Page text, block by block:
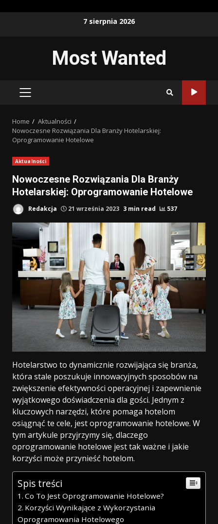
7 sierpnia 2026
Most Wanted
PRIMARY
Home
Aktualności
Nowoczesne Rozwiązania Dla Branży Hotelarskiej:
Oprogramowanie Hotelowe
Aktualności
Nowoczesne Rozwiązania Dla Branży
Hotelarskiej: Oprogramowanie Hotelowe
Redakcja 21 września 2023 3 min read 537
Hotelarstwo to dynamicznie rozwijająca się branża,
która stale poszukuje innowacyjnych sposobów na
zwiększenie efektywności operacyjnej i zapewnienie
wyjątkowego doświadczenia dla gości. Jednym z
kluczowych narzędzi, które pomaga hotelom
osiągnąć te cele, jest oprogramowanie hotelowe. W
tym artykule przyjrzymy się, dlaczego
oprogramowanie hotelowe jest tak ważne i jakie
korzyści może przynieść hotelom.
Spis treści
Co To Jest Oprogramowanie Hotelowe?
Korzyści Wynikające z Wykorzystania
Oprogramowania Hotelowego